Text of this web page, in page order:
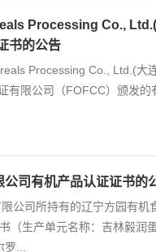
Processing Co.,
书的公告
Processing Co., Ltd.(大
有限公司（FOFCC）颁发的
司有机产品认证证书的
公司所持有的辽宁方园有机
（生产单元名称：吉林毅润
...